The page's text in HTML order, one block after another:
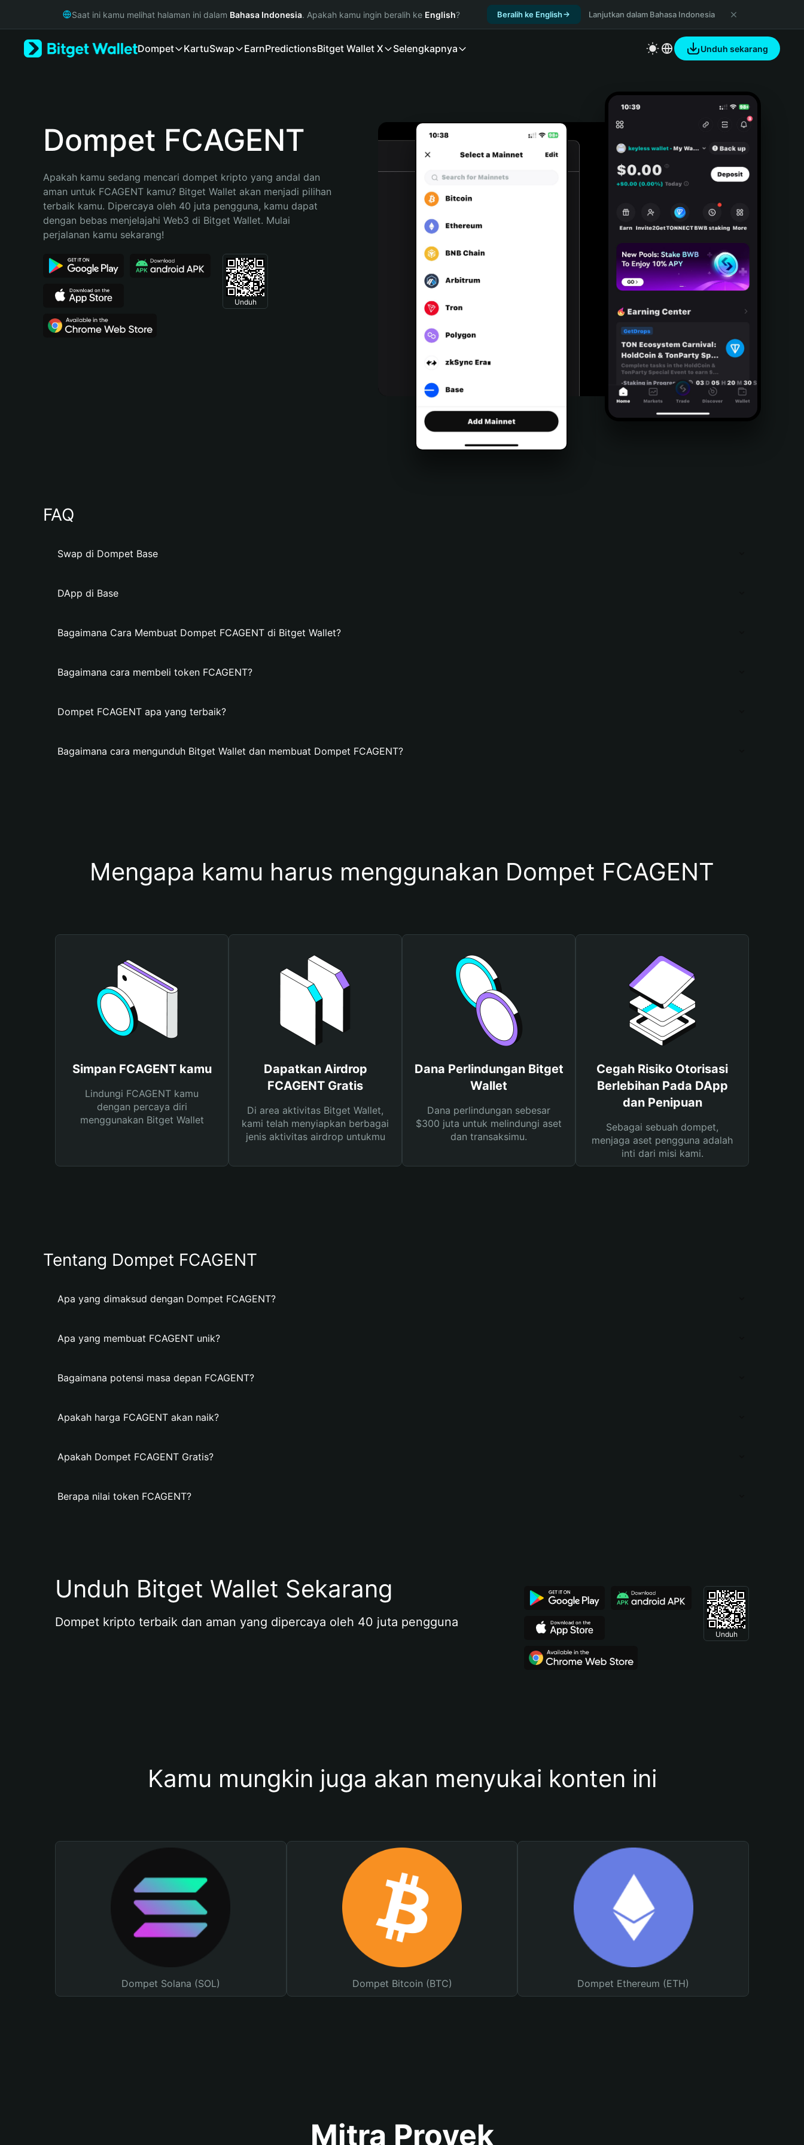
Русский
Bahasa Indonesia
Español (Argentina)
Saat ini kamu melihat halaman ini dalam Bahasa Indonesia. Apakah kamu ingin beralih ke English? Beralih ke English Lanjutkan dalam Bahasa Indonesia
Dompet KartuSwap EarnPredictionsBitget Wallet X Selengkapnya Unduh sekarang
Dompet FCAGENT
Apakah kamu sedang mencari dompet kripto yang andal dan
aman untuk FCAGENT kamu? Bitget Wallet akan menjadi pilihan
terbaik kamu. Dipercaya oleh 40 juta pengguna, kamu dapat
dengan bebas menjelajahi Web3 di Bitget Wallet. Mulai
perjalanan kamu sekarang!
Unduh
FAQ
Swap di Dompet Base
DApp di Base
Bagaimana Cara Membuat Dompet FCAGENT di Bitget Wallet?
Bagaimana cara membeli token FCAGENT?
Dompet FCAGENT apa yang terbaik?
Bagaimana cara mengunduh Bitget Wallet dan membuat Dompet FCAGENT?
Mengapa kamu harus menggunakan Dompet FCAGENT
Simpan FCAGENT kamu
Lindungi FCAGENT kamu
dengan percaya diri
menggunakan Bitget Wallet
Dapatkan Airdrop
FCAGENT Gratis
Di area aktivitas Bitget Wallet,
kami telah menyiapkan berbagai
jenis aktivitas airdrop untukmu
Dana Perlindungan Bitget
Wallet
Dana perlindungan sebesar
$300 juta untuk melindungi aset
dan transaksimu.
Cegah Risiko Otorisasi
Berlebihan Pada DApp
dan Penipuan
Sebagai sebuah dompet,
menjaga aset pengguna adalah
inti dari misi kami.
Tentang Dompet FCAGENT
Apa yang dimaksud dengan Dompet FCAGENT?
Apa yang membuat FCAGENT unik?
Bagaimana potensi masa depan FCAGENT?
Apakah harga FCAGENT akan naik?
Apakah Dompet FCAGENT Gratis?
Berapa nilai token FCAGENT?
Unduh Bitget Wallet Sekarang
Dompet kripto terbaik dan aman yang dipercaya oleh 40 juta pengguna
Unduh
Kamu mungkin juga akan menyukai konten ini
Dompet Solana (SOL) Dompet Bitcoin (BTC) Dompet Ethereum (ETH)
Mitra Proyek